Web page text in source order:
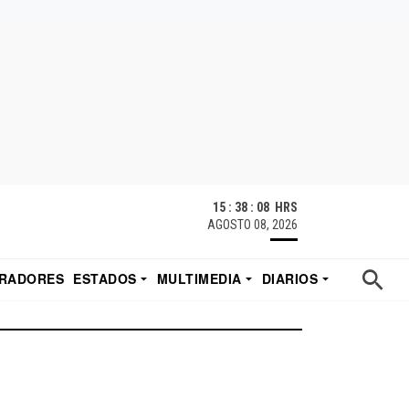
15 : 38 : 09 HRS
AGOSTO 08, 2026
ESTADOS MULTIMEDIA
DIARIOS